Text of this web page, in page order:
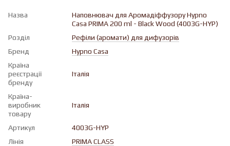
Назва
Наповнювач для Аромадіффузору Hypno
Casa PRIMA 200 ml - Black Wood (4003G-HYP)
Розділ
Рефіли (аромати) для дифузорів
Бренд
Hypno Casa
Країна
реєстрації
бренду
Італія
Країна-
виробник
товару
Італія
Артикул
4003G-HYP
Лінія
PRIMA CLASS